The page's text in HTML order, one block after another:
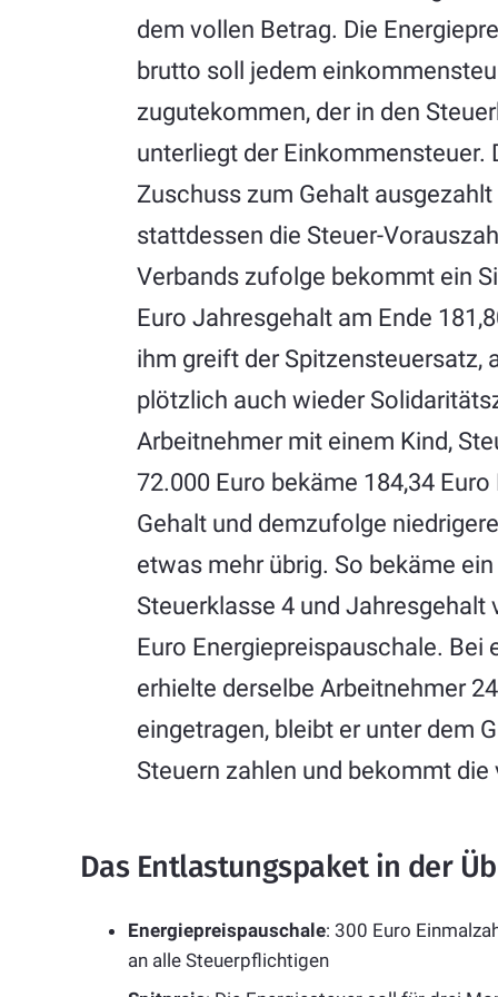
dem vollen Betrag. Die
brutto soll jedem
zugutekommen, der in den
unterliegt der Einkommensteuer.
Zuschuss zum Gehalt
stattdessen die Steuer-
Verbands zufolge bekommt ein
Euro Jahresgehalt am Ende
ihm greift der Spitzensteuersatz,
plötzlich auch wieder
Arbeitnehmer mit einem Kind,
72.000 Euro bekäme 184,34
Gehalt und demzufolge
etwas mehr übrig. So bekäme
Steuerklasse 4 und Jahresgehalt
Euro Energiepreispauschale.
erhielte derselbe Arbeitnehmer
eingetragen, bleibt er unter dem
Steuern zahlen und bekommt
Das Entlastungspaket in der
Energiepreispauschale: 300 Euro
an alle Steuerpflichtigen